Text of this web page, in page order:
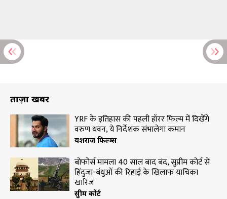
ताज़ा खबरें
YRF के इतिहास की पहली हॉरर फिल्म में दिखेंगे
वरुण धवन, ये निर्देशक संभालेगा कमान
यशराज फिल्म्स
बोफोर्स मामला 40 साल बाद बंद, सुप्रीम कोर्ट से
हिंदुजा-बंधुओं की रिहाई के खिलाफ याचिका
खारिज
सुप्रीम कोर्ट